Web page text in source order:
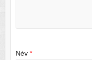
Név *